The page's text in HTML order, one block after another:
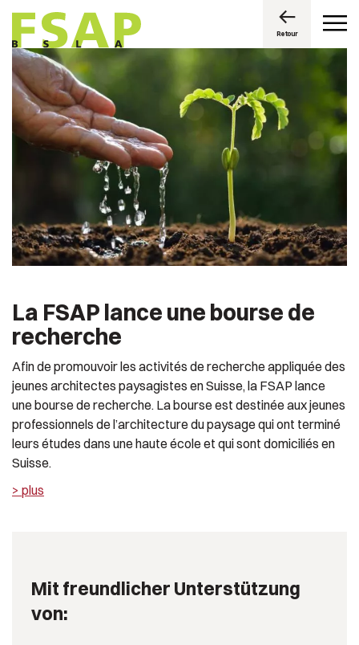
Retour
La FSAP lance une bourse de
recherche
Afin de promouvoir les activités de recherche appliquée des
jeunes architectes paysagistes en Suisse, la FSAP lance
une bourse de recherche. La bourse est destinée aux jeunes
professionnels de l’architecture du paysage qui ont terminé
leurs études dans une haute école et qui sont domiciliés en
Suisse.
> plus
Mit freundlicher Unterstützung
von: